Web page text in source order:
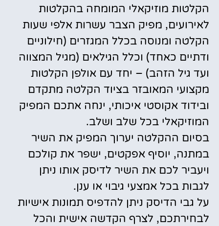
הקלטות מוזיקאלי המומחה בהקלטות
לאירועים, מפיק הצבר עשרות אלפי שעות
הקלטה ומנוסה בכלל המגזרים (חילוניים
ודתיים כאחד) וכלל הגילאים (מגיל המצווה
ועד גיל הזהב) – יחד עם אולפן הקלטות
מקצועי המאובזר בציוד הקלטה מתקדם
ובידוד אקוסטי איכותי, ינחה אתכם המפיק
המוזיקאלי בכל שלב ושלב.
בסיום ההקלטה יערוך המפיק את השיר
במתנה, יוסיף אפקטים, ישפר את קולכם
ויעביר לכם את השיר לדיסק אותו ניתן
לגבות בכל אמצעי גיבוי או ענן.
על גבי הדיסק ניתן להדפיס תמונות אישיות
לבחירתכם, לצרף הקדשה אישית והכל